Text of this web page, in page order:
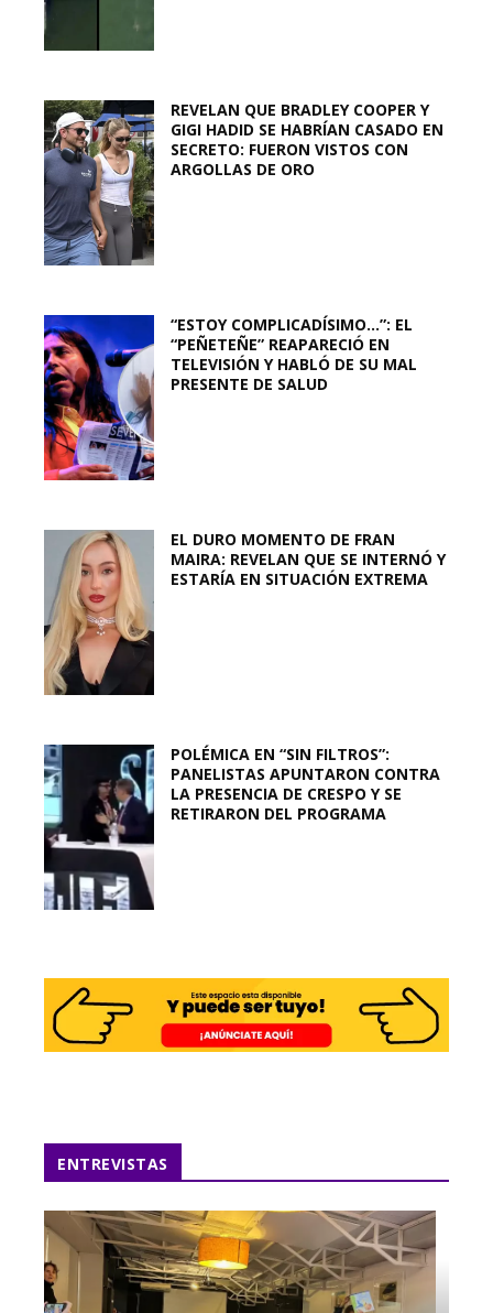
REVELAN QUE BRADLEY COOPER Y
GIGI HADID SE HABRÍAN CASADO EN
SECRETO: FUERON VISTOS CON
ARGOLLAS DE ORO
“ESTOY COMPLICADÍSIMO…”: EL
“PEÑETEÑE” REAPARECIÓ EN
TELEVISIÓN Y HABLÓ DE SU MAL
PRESENTE DE SALUD
EL DURO MOMENTO DE FRAN
MAIRA: REVELAN QUE SE INTERNÓ Y
ESTARÍA EN SITUACIÓN EXTREMA
POLÉMICA EN “SIN FILTROS”:
PANELISTAS APUNTARON CONTRA
LA PRESENCIA DE CRESPO Y SE
RETIRARON DEL PROGRAMA
ENTREVISTAS